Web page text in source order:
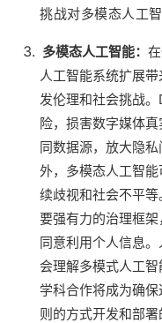
挑战对多模态人工
多模态人工智能：
人工智能系统扩展
发伦理和社会挑战
险，损害数字媒体
同数据源，放大隐
外，多模态人工智
续歧视和社会不平
要强有力的治理框
同意利用个人信息
会理解多模式人工
学科合作将成为确
则的方式开发和部署